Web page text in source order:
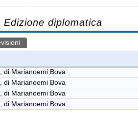
Edizione diplomatica
, di Marianoemi Bova
, di Marianoemi Bova
, di Marianoemi Bova
, di Marianoemi Bova